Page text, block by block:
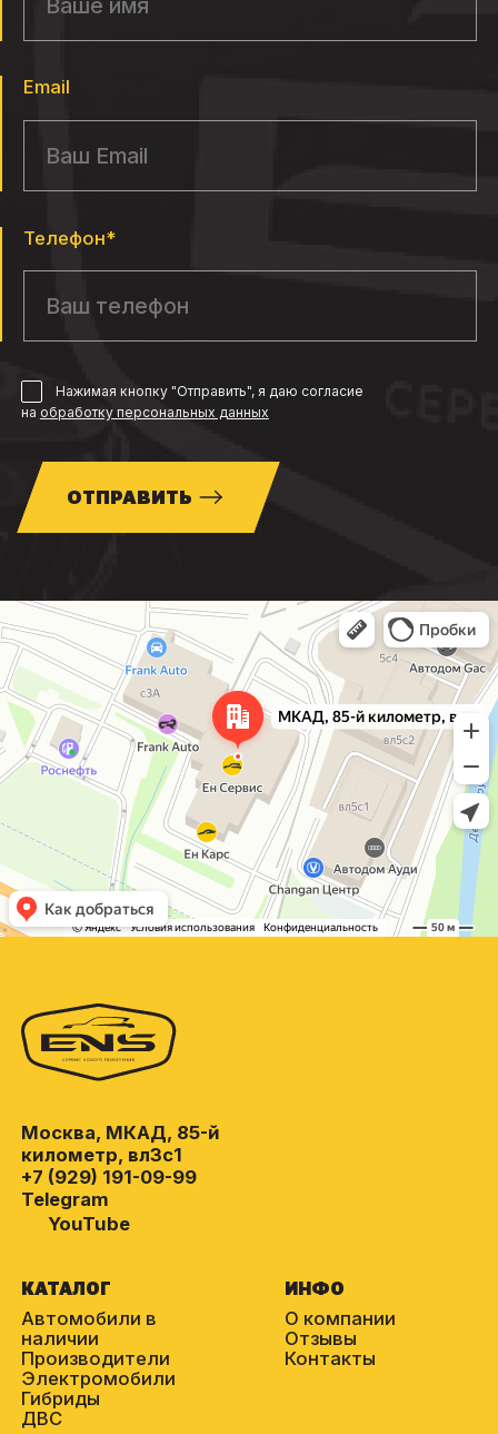
Email
Телефон*
Нажимая кнопку "Отправить", я даю согласие
на обработку персональных данных
ОТПРАВИТЬ
Москва
МКАД, 85-й километр, вл3с1 — Яндекс Карты
Москва, МКАД, 85-й
километр, вл3с1
+7 (929) 191-09-99
Telegram
YouTube
КАТАЛОГ
Автомобили в
наличии
Производители
Электромобили
Гибриды
ДВС
ИНФО
О компании
Отзывы
Контакты